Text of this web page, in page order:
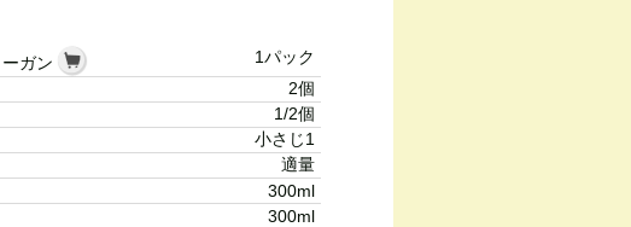
ガン
1パック
2個
1/2個
小さじ1
適量
300ml
300ml